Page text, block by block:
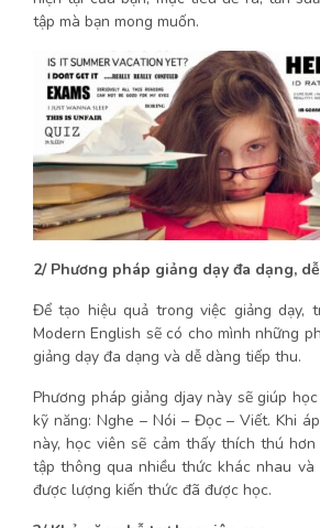
tập mà bạn mong muốn.
2/ Phương pháp giảng dạy đa dạng,
Để tạo hiệu quả trong việc giảng dạy,
Modern English sẽ có cho mình những
giảng dạy đa dạng và dễ dàng tiếp thu.
Phương pháp giảng djay này sẽ giúp
kỹ năng: Nghe – Nói – Đọc – Viết. Khi
này, học viên sẽ cảm thấy thích thú
tập thông qua nhiều thức khác nhau và
được lượng kiến thức đã được học.